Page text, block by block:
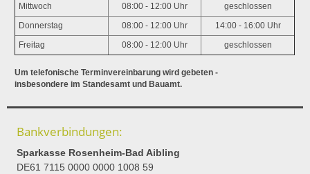
Mittwoch 08:00 - 12:00 Uhr geschlossen
Donnerstag 08:00 - 12:00 Uhr 14:00 - 16:00 Uhr
Freitag 08:00 - 12:00 Uhr geschlossen
Um telefonische Terminvereinbarung wird gebeten -
insbesondere im Standesamt und Bauamt.
Bankverbindungen:
Sparkasse Rosenheim-Bad Aibling
DE61 7115 0000 0000 1008 59